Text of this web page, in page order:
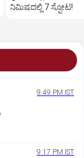
ನಿಮಿಷದಲ್ಲಿ 7 ಸ್ಫೋಟ!
9:49 PM IST
9:17 PM IST